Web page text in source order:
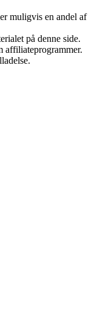
muligvis en andel af
på denne side.
affiliateprogrammer.